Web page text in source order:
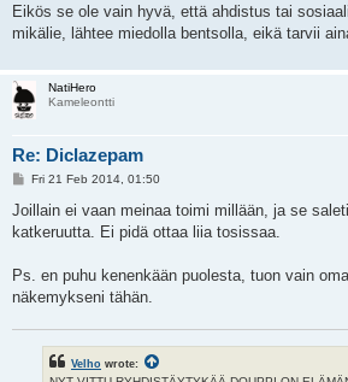
Eikös se ole vain hyvä, että ahdistus tai
mikälie, lähtee miedolla bentsolla, eikä tarvii
NatiHero
Kameleontti
Re: Diclazepam
P
s
Fri 21 Feb 2014, 01:50
Joillain ei vaan meinaa toimi millään, ja se
katkeruutta. Ei pidä ottaa liia tosissaa.
Ps. en puhu kenenkään puolesta, tuon vain
näkemykseni tähän.
Velho wrote: